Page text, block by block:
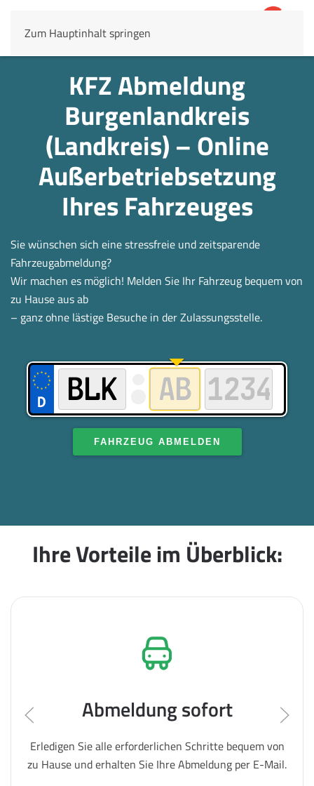
Zum Hauptinhalt springen
KFZ Abmeldung
Burgenlandkreis
(Landkreis) – Online
Außerbetrieb­setzung
Ihres Fahrzeuges
Sie wünschen sich eine stressfreie und zeitsparende
Fahrzeugabmeldung?
Wir machen es möglich! Melden Sie Ihr Fahrzeug bequem von
zu Hause aus ab
– ganz ohne lästige Besuche in der Zulassungsstelle.
FAHRZEUG ABMELDEN
Ihre Vorteile im Überblick:
Abmeldung sofort
Erledigen Sie alle erforderlichen Schritte bequem von
zu Hause und erhalten Sie Ihre Abmeldung per E-Mail.